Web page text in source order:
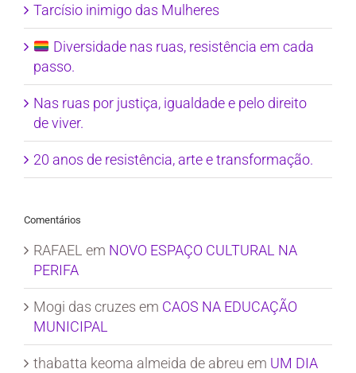
Tarcísio inimigo das Mulheres
Diversidade nas ruas, resistência em cada
passo.
Nas ruas por justiça, igualdade e pelo direito
de viver.
20 anos de resistência, arte e transformação.
Comentários
RAFAEL em NOVO ESPAÇO CULTURAL NA
PERIFA
Mogi das cruzes em CAOS NA EDUCAÇÃO
MUNICIPAL
thabatta keoma almeida de abreu em UM DIA